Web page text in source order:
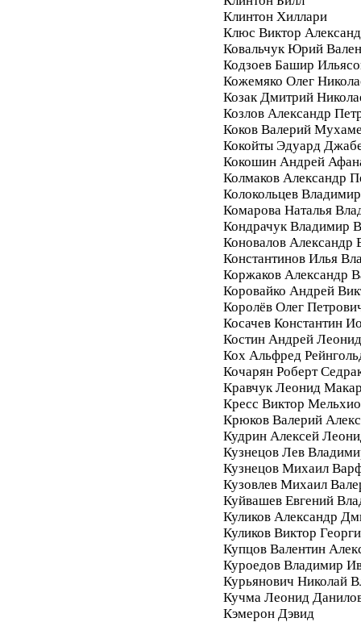
Клинтон Хиллари
Клюс Виктор
Ковальчук Юрий
Кодзоев Башир
Кожемяко Олег
Козак Дмитрий
Козлов Александр
Коков Валерий
Кокойты Эдуард
Кокошин Андрей
Колмаков Александр
Колокольцев
Комарова Наталья
Кондрачук Владимир
Коновалов Александр
Константинов Илья
Коржаков Александр
Коровайко Андрей
Королёв Олег
Косачев Константин
Костин Андрей
Кох Альфред
Кочарян Роберт
Кравчук Леонид
Кресс Виктор
Крюков Валерий
Кудрин Алексей
Кузнецов Лев
Кузнецов Михаил
Кузовлев Михаил
Куйвашев Евгений
Куликов Александр
Куликов Виктор
Купцов Валентин
Куроедов Владимир
Курьянович Николай
Кучма Леонид
Кэмерон Дэвид